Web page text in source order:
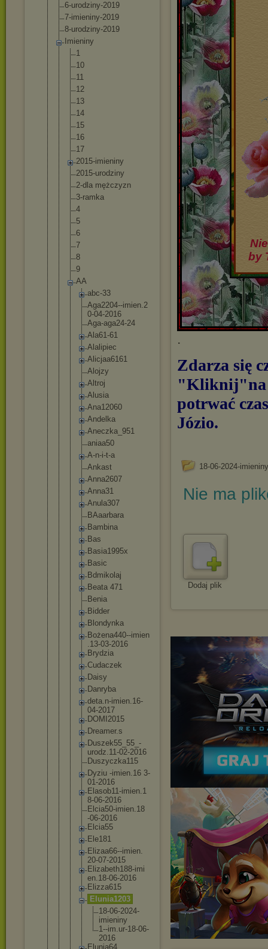
6-urodziny-2019
7-imieniny-2019
8-urodziny-2019
Imieniny
1
10
11
12
13
14
15
16
17
2015-imieniny
2015-urodziny
2-dla mężczyzn
3-ramka
4
5
6
7
8
9
AA
abc-33
Aga2204--imien.2
0-04-2016
Aga-aga24-24
Ala61-61
Alalipiec
Alicjaa6161
Alojzy
Altroj
Alusia
Ana12060
Andelka
Aneczka_ 951
aniaa50
A-n-i-t-a
Ankast
Anna2607
Anna31
Anula307
BAaarbara
Bambina
Bas
Basia1995x
Basic
Bdmikolaj
Beata 471
Benia
Bidder
Blondynka
Bożena440--imien
.13-03-2016
Brydzia
Cudaczek
Daisy
Danryba
deta.n-imien.16-
04-2017
DOMI2015
Dreamer.s
Duszek55 _55_-
urodz.11-02-2016
Duszyczka115
Dyziu -imien.16 3-
01-2016
Elasob11-imien.1
8-06-2016
Elcia50-imien.18
-06-2016
Elcia55
Ele181
Elizaa66--imien.
20-07-2015
Elizabeth188-imi
en.18-06-2016
Elizza615
Elunia1203
18-06-2024-
imieniny
1--im.ur-18-06-
2016
Elunia64
by
.
Zdarza się
"Kliknij"na
potrwać
Józio.
18-06-2024-imieniny
Nie ma
Dodaj plik